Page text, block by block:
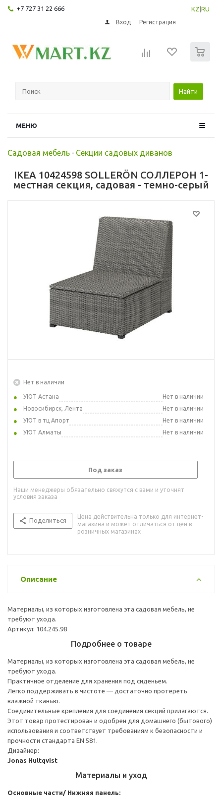
+7 727 31 22 666 KZ RU
Вход Регистрация
Найти
МЕНЮ
Садовая мебель - Секции садовых диванов
IKEA 10424598 SOLLERÖN СОЛЛЕРОН 1-
местная секция, садовая - темно-серый
Нет в наличии
УЮТ Астана
Нет в наличии
Новосибирск, Лента
Нет в наличии
УЮТ в тц Апорт
Нет в наличии
УЮТ Алматы
Нет в наличии
Под заказ
Наши менеджеры обязательно свяжутся с вами и уточнят
условия заказа
Поделиться
Цена действительна только для интернет-
магазина и может отличаться от цен в
розничных магазинах
Описание
Материалы, из которых изготовлена эта садовая мебель, не
требуют ухода.
Артикул: 104.245.98
Подробнее о товаре
Материалы, из которых изготовлена эта садовая мебель, не
требуют ухода.
Практичное отделение для хранения под сиденьем.
Легко поддерживать в чистоте — достаточно протереть
влажной тканью.
Соединительные крепления для соединения секций прилагаются.
Этот товар протестирован и одобрен для домашнего (бытового)
использования и соответствует требованиям к безопасности и
прочности стандарта EN 581.
Дизайнер:
Jonas Hultqvist
Материалы и уход
Основные части/ Нижняя панель: